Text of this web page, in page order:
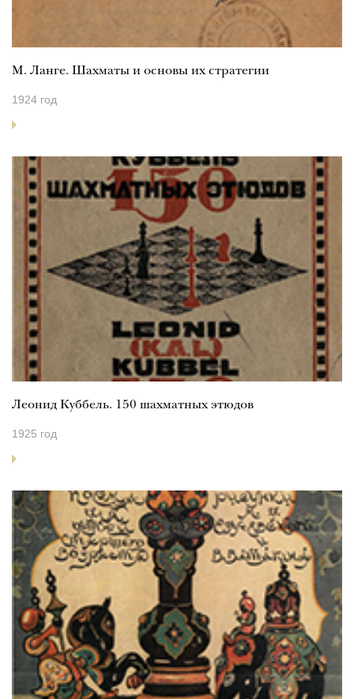
М. Ланге. Шахматы и основы их стратегии
1924 год
Леонид Куббель. 150 шахматных этюдов
1925 год